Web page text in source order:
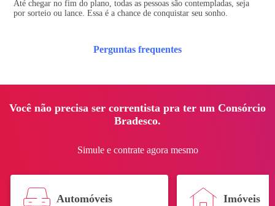
Até chegar no fim do plano, todas as pessoas são contempladas, seja
por sorteio ou lance. Essa é a chance de conquistar seu sonho.
Perguntas frequentes
Você não precisa ser correntista pra ter um Consórcio
Bradesco.
Simule e contrate agora mesmo
Automóveis Imóveis